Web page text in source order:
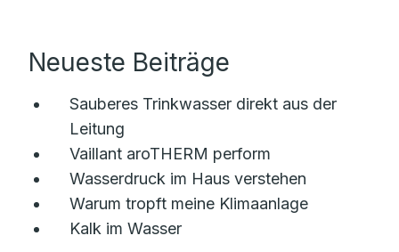
Neueste Beiträge
Sauberes Trinkwasser direkt aus der
Leitung
Vaillant aroTHERM perform
Wasserdruck im Haus verstehen
Warum tropft meine Klimaanlage
Kalk im Wasser